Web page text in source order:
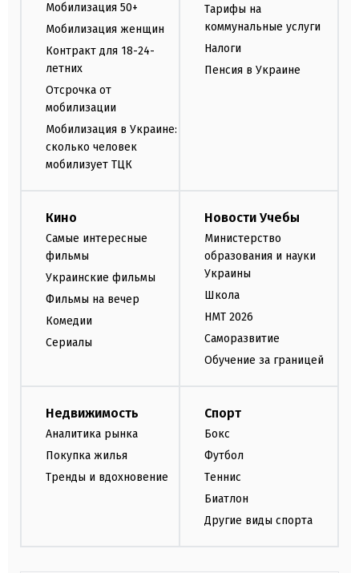
Мобилизация 50+
Мобилизация женщин
Контракт для 18-24-
летних
Отсрочка от
мобилизации
Мобилизация в Украине:
сколько человек
мобилизует ТЦК
Тарифы на
коммунальные услуги
Налоги
Пенсия в Украине
Кино
Самые интересные
фильмы
Украинские фильмы
Фильмы на вечер
Комедии
Сериалы
Новости Учебы
Министерство
образования и науки
Украины
Школа
НМТ 2026
Саморазвитие
Обучение за границей
Недвижимость
Аналитика рынка
Покупка жилья
Тренды и вдохновение
Спорт
Бокс
Футбол
Теннис
Биатлон
Другие виды спорта